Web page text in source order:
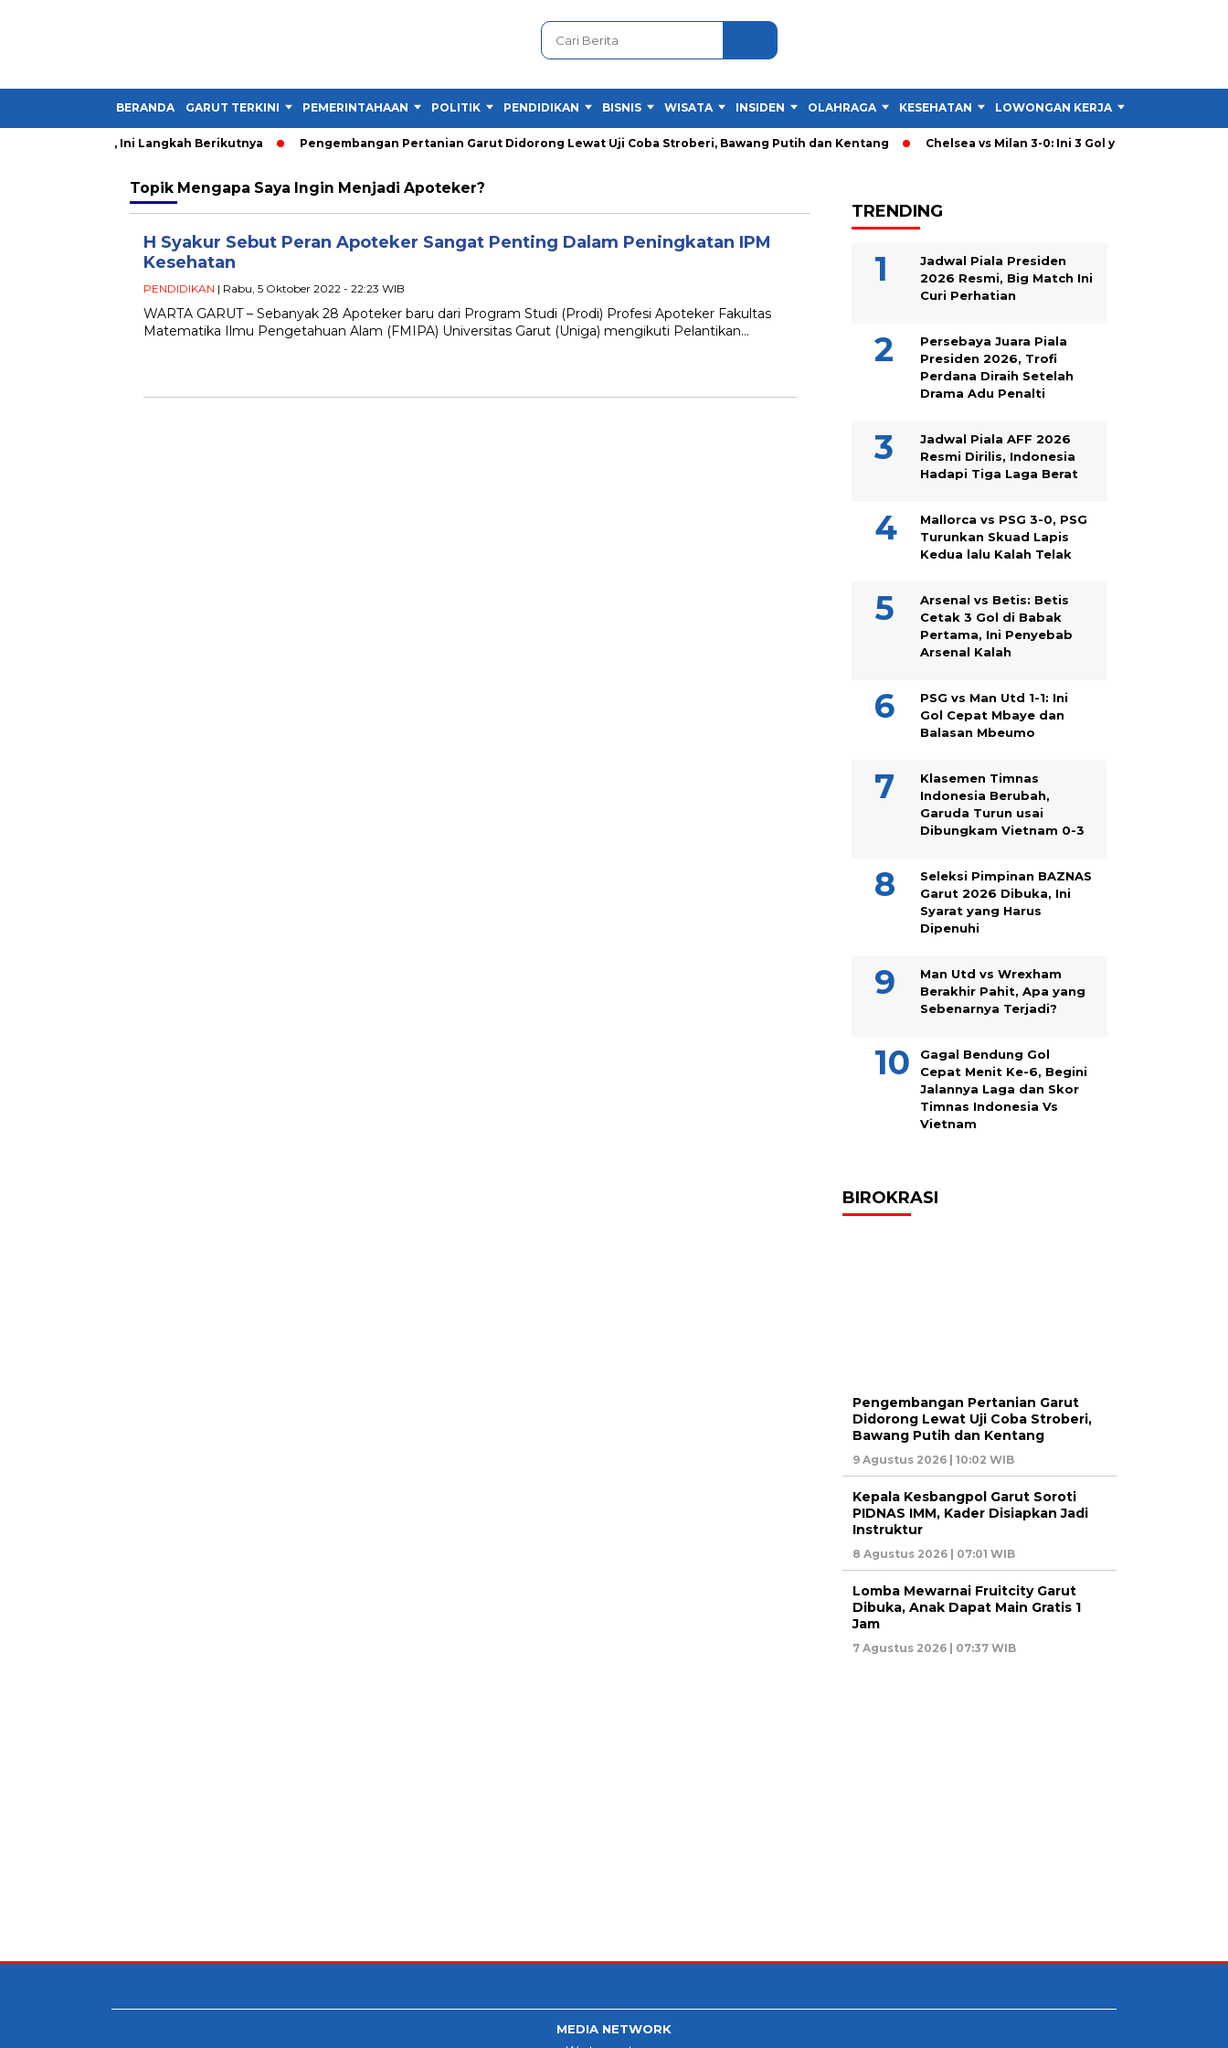
BERANDA GARUT TERKINI PEMERINTAHAAN POLITIK PENDIDIKAN BISNIS WISATA INSIDEN OLAHRAGA KESEHATAN LOWONGAN KERJA
UNJANI, Ini Langkah Berikutnya Pengembangan Pertanian Garut Didorong Lewat Uji Coba Stroberi, Bawang Putih dan Kentang Chelsea vs Milan 3-0: Ini 3 Gol yang Hancurkan
Topik Mengapa Saya Ingin Menjadi Apoteker?
H Syakur Sebut Peran Apoteker Sangat Penting Dalam Peningkatan IPM
Kesehatan
PENDIDIKAN | Rabu, 5 Oktober 2022 - 22:23 WIB
WARTA GARUT – Sebanyak 28 Apoteker baru dari Program Studi (Prodi) Profesi Apoteker Fakultas
Matematika Ilmu Pengetahuan Alam (FMIPA) Universitas Garut (Uniga) mengikuti Pelantikan…
TRENDING
Jadwal Piala Presiden
2026 Resmi, Big Match Ini
Curi Perhatian
Persebaya Juara Piala
Presiden 2026, Trofi
Perdana Diraih Setelah
Drama Adu Penalti
Jadwal Piala AFF 2026
Resmi Dirilis, Indonesia
Hadapi Tiga Laga Berat
Mallorca vs PSG 3-0, PSG
Turunkan Skuad Lapis
Kedua lalu Kalah Telak
Arsenal vs Betis: Betis
Cetak 3 Gol di Babak
Pertama, Ini Penyebab
Arsenal Kalah
PSG vs Man Utd 1-1: Ini
Gol Cepat Mbaye dan
Balasan Mbeumo
Klasemen Timnas
Indonesia Berubah,
Garuda Turun usai
Dibungkam Vietnam 0-3
Seleksi Pimpinan BAZNAS
Garut 2026 Dibuka, Ini
Syarat yang Harus
Dipenuhi
Man Utd vs Wrexham
Berakhir Pahit, Apa yang
Sebenarnya Terjadi?
Gagal Bendung Gol
Cepat Menit Ke-6, Begini
Jalannya Laga dan Skor
Timnas Indonesia Vs
Vietnam
BIROKRASI
Pengembangan Pertanian Garut
Didorong Lewat Uji Coba Stroberi,
Bawang Putih dan Kentang
9 Agustus 2026 | 10:02 WIB
Kepala Kesbangpol Garut Soroti
PIDNAS IMM, Kader Disiapkan Jadi
Instruktur
8 Agustus 2026 | 07:01 WIB
Lomba Mewarnai Fruitcity Garut
Dibuka, Anak Dapat Main Gratis 1
Jam
7 Agustus 2026 | 07:37 WIB
MEDIA NETWORK